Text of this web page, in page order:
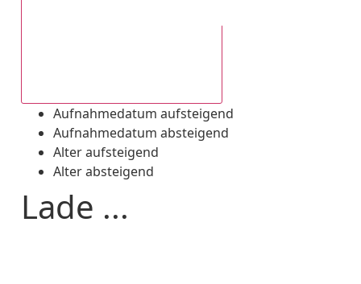
Aufnahmedatum aufsteigend
Aufnahmedatum absteigend
Alter aufsteigend
Alter absteigend
Lade ...